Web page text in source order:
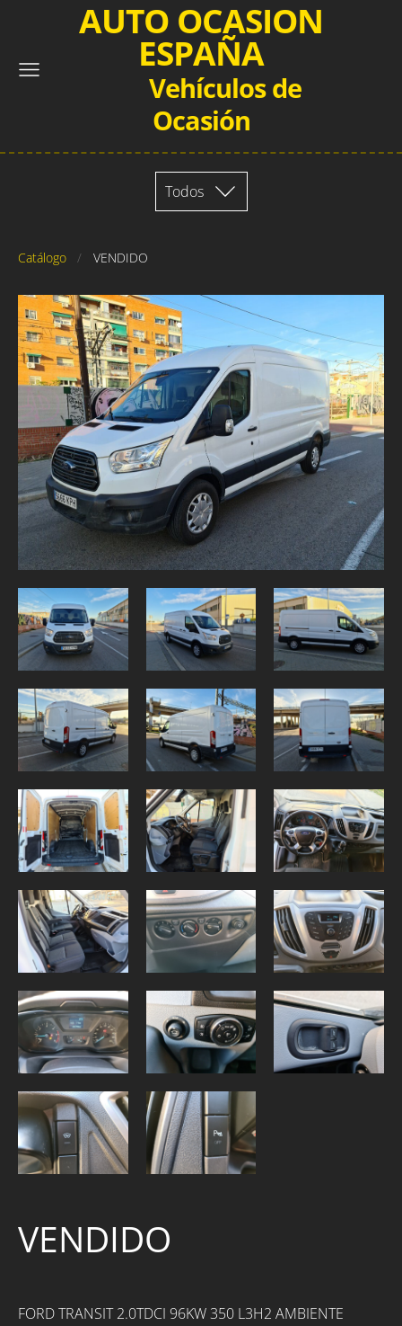
AUTO OCASION
ESPAÑA
Vehículos de
Ocasión
Todos
Catálogo VENDIDO
VENDIDO
FORD TRANSIT 2.0TDCI 96KW 350 L3H2 AMBIENTE